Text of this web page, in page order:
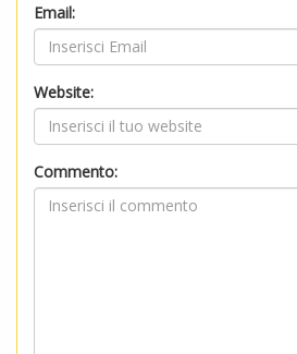
Email:
Website:
Commento: